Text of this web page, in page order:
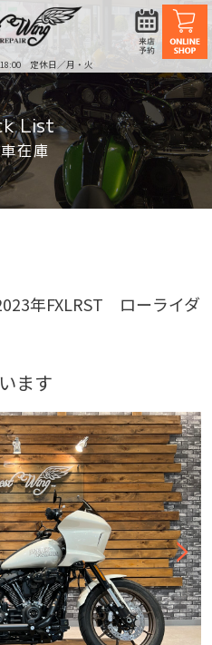
定休日／月・火
List
在庫
年FXLRST ローライダ
ます